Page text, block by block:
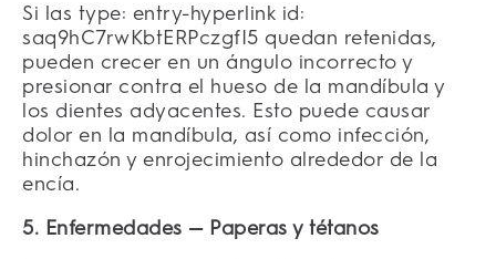
Si las type: entry-hyperlink id:
saq9hC7rwKbtERPczgfI5 quedan retenidas,
pueden crecer en un ángulo incorrecto y
presionar contra el hueso de la mandíbula y
los dientes adyacentes. Esto puede causar
dolor en la mandíbula, así como infección,
hinchazón y enrojecimiento alrededor de la
encía.
5. Enfermedades — Paperas y tétanos